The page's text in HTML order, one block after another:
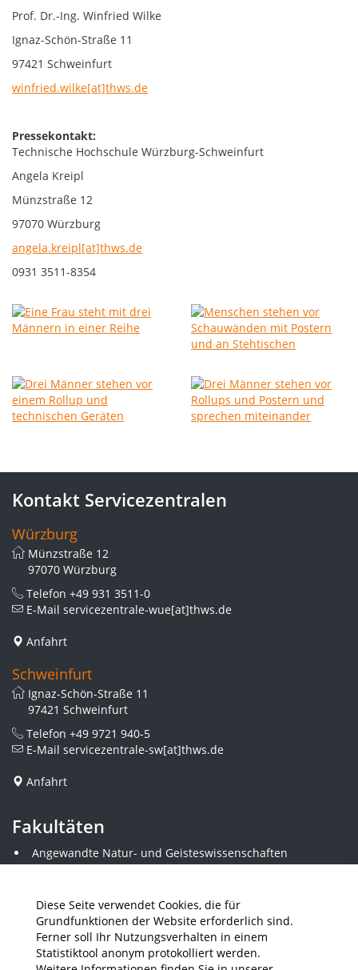
Diese Seite verwendet Cookies, die für
Grundfunktionen der Website erforderlich sind.
Ferner soll Ihr Nutzungsverhalten in einem
Statistiktool anonym protokolliert werden.
Prof. Dr.-Ing. Winfried Wilke
Ignaz-Schön-Straße 11
97421 Schweinfurt
winfried.wilke[at]thws.de
Pressekontakt:
Technische Hochschule Würzburg-Schweinfurt
Angela Kreipl
Münzstraße 12
97070 Würzburg
angela.kreipl[at]thws.de
0931 3511-8354
Kontakt Servicezentralen
Würzburg
Münzstraße 12
97070 Würzburg
Telefon +49 931 3511-0
E-Mail servicezentrale-wue[at]thws.de
Anfahrt
Schweinfurt
Ignaz-Schön-Straße 11
97421 Schweinfurt
Telefon +49 9721 940-5
E-Mail servicezentrale-sw[at]thws.de
Anfahrt
Fakultäten
Angewandte Natur- und Geisteswissenschaften
Angewandte Sozialwissenschaften
Elektrotechnik
Gestaltung
Informatik und Wirtschaftsinformatik
Kunststofftechnik und Vermessung
Maschinenbau